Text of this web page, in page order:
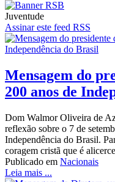
Juventude
Assinar este feed RSS
Mensagem do
200 anos de
Dom Walmor Oliveira de
reflexão sobre o 7 de
Independência do Brasil.
coragem cristã que é
Publicado em Nacionais
Leia mais ...